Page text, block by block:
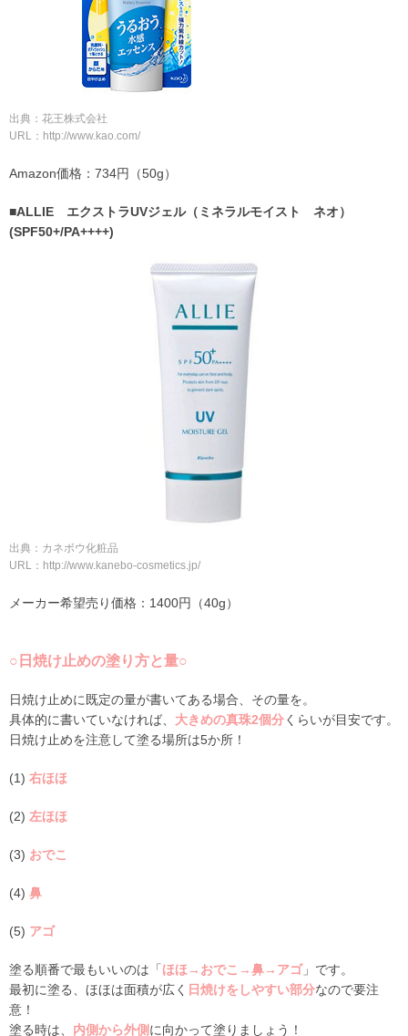
出典：花王株式会社
URL：http://www.kao.com/
Amazon価格：734円（50g）
■ALLIE エクストラUVジェル（ミネラルモイスト ネオ）
(SPF50+/PA++++)
出典：カネボウ化粧品
URL：http://www.kanebo-cosmetics.jp/
メーカー希望売り価格：1400円（40g）
○日焼け止めの塗り方と量○
日焼け止めに既定の量が書いてある場合、その量を。
具体的に書いていなければ、 大きめの真珠2個分くらいが目安です。
日焼け止めを注意して塗る場所は5か所！
(1) 右ほほ
(2) 左ほほ
(3) おでこ
(4) 鼻
(5) アゴ
塗る順番で最もいいのは「ほほ→おでこ→鼻→アゴ」です。
最初に塗る、ほほは面積が広く 日焼けをしやすい部分なので要注
意！
塗る時は、 内側から外側に向かって塗りましょう！